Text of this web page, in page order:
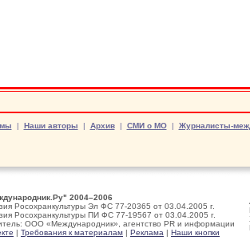
| Наши авторы | Архив| СМИ о МО| Журналисты-
2004–2006
Росохранкультуры Эл ФС 77-20365 от 03.04.2005 г.
Росохранкультуры ПИ ФС 77-19567 от 03.04.2005 г.
ООО «Международник», агентство PR и информации
| Требования к материалам | Реклама | Наши кнопки